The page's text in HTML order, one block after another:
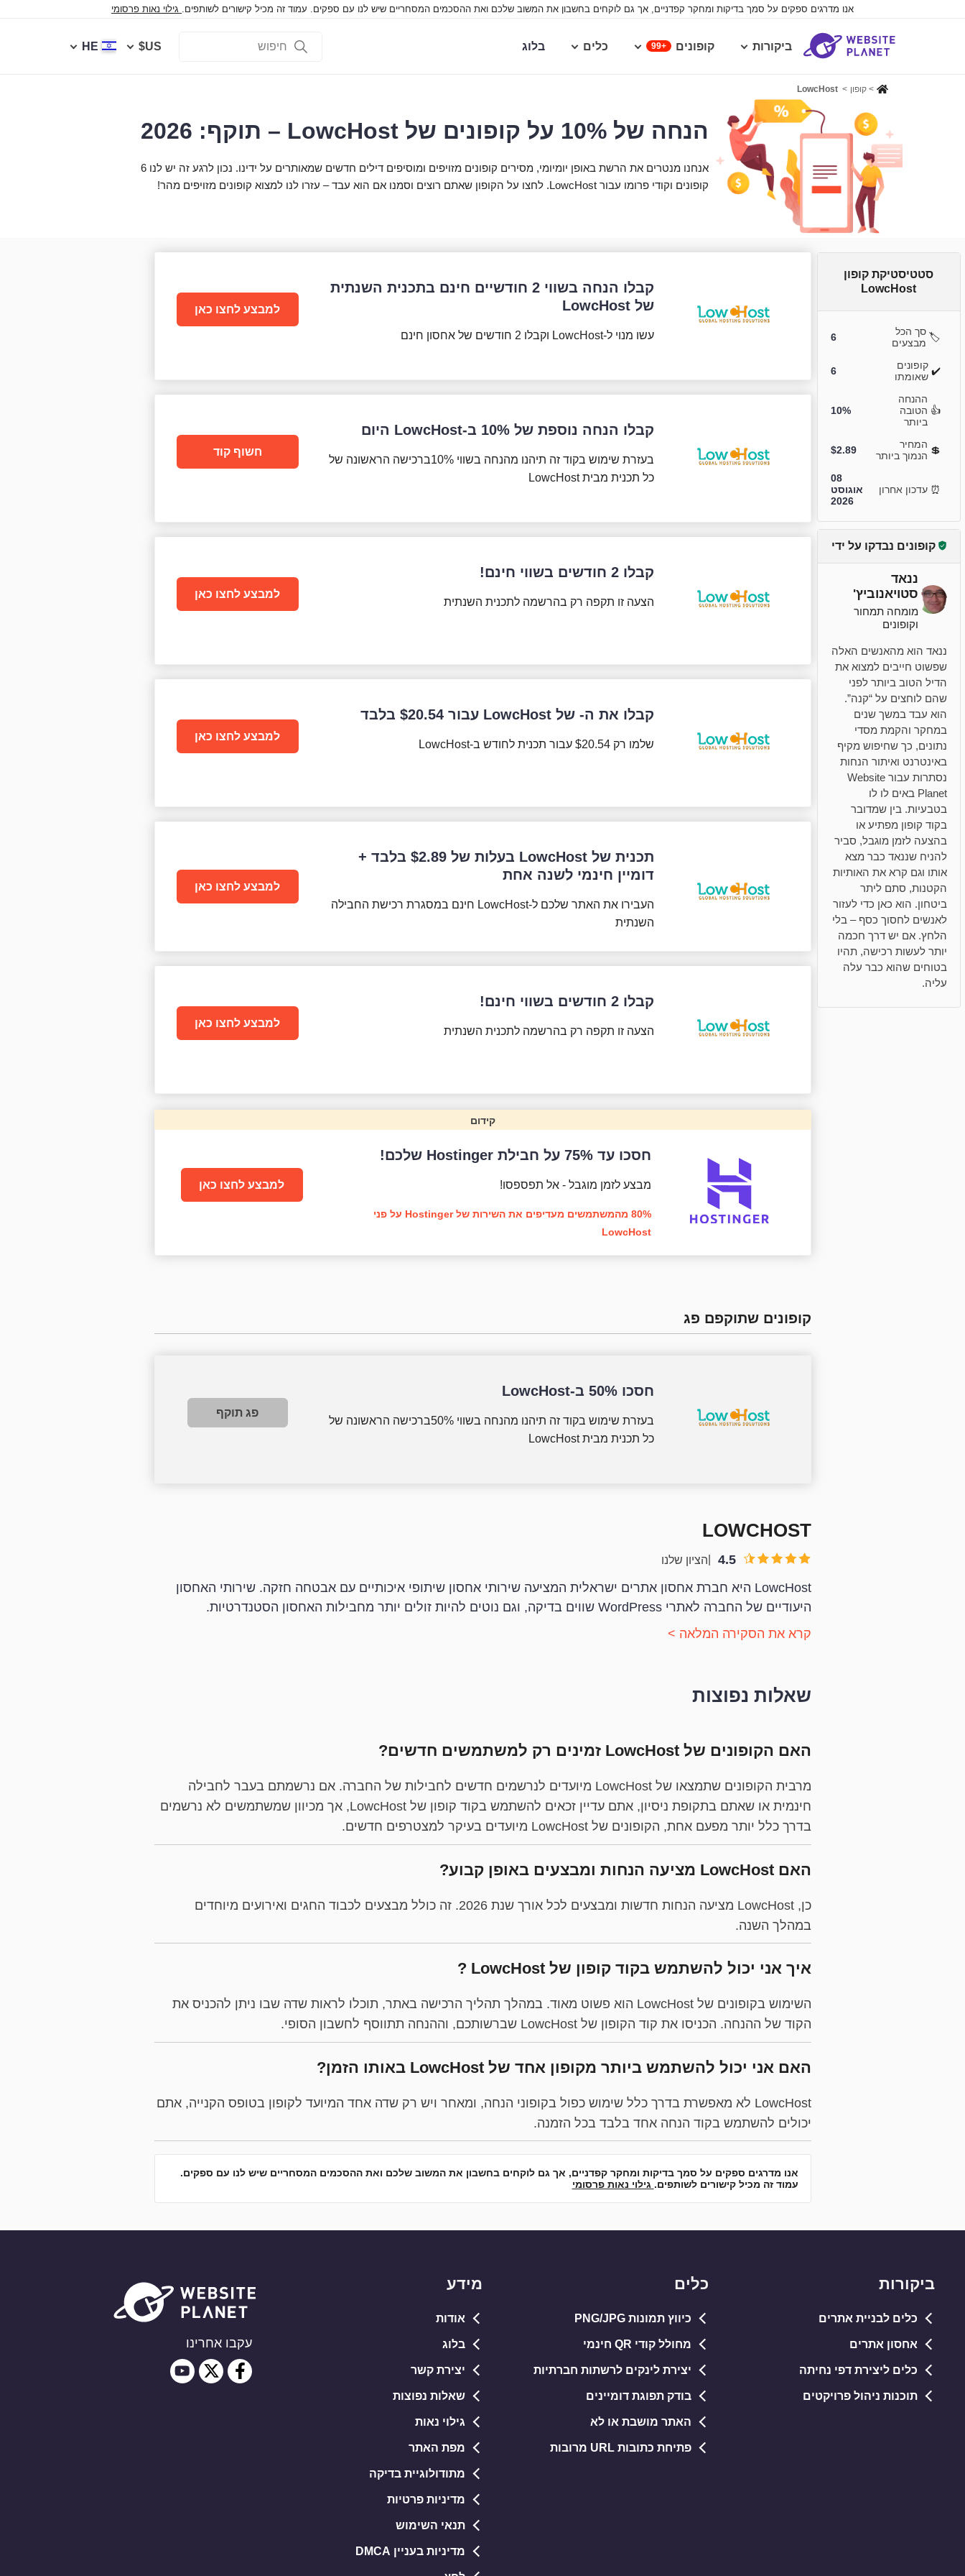
אנו מדרגים ספקים על סמך בדיקות ומחקר קפדניים, אך גם לוקחים בחשבון את המשוב שלכם ואת ההסכמים המסחריים שיש לנו עם ספקים. עמוד זה מכיל קישורים לשותפים. גילוי נאות פרסומי
ביקורות קופונים 99+ כלים בלוג US$
HE
> קופון >
LowcHost
הנחה של 10% על קופונים של LowcHost – תוקף: 2026
אנחנו מנטרים את הרשת באופן יומיומי, מסירים קופונים מזויפים ומוסיפים דילים חדשים שמאותרים על ידינו. נכון לרגע זה יש לנו 6
קופונים וקודי פרומו עבור LowcHost. לחצו על הקופון שאתם רוצים וסמנו אם הוא עבד – עזרו לנו למצוא קופונים מזויפים מהר!
סטטיסטיקת קופון
LowcHost
🏷️ סך הכל
מבצעים
6
✔️ קופונים
שאומתו
6
👍
ההנחה
הטובה
ביותר
10%
💲 המחיר
הנמוך ביותר
$2.89
⏰ עדכון אחרון
08
אוגוסט
2026
קופונים נבדקו על ידי
ננאד
סטויאנוביץ'
מומחה תמחור
וקופונים
ננאד הוא מהאנשים האלה
שפשוט חייבים למצוא את
הדיל הטוב ביותר לפני
שהם לוחצים על “קנה”.
הוא עבד במשך שנים
במחקר והקמת מסדי
נתונים, כך שחיפוש מקיף
באינטרנט ואיתור הנחות
נסתרות עבור Website
Planet באים לו לו
בטבעיות. בין שמדובר
בקוד קופון מפתיע או
בהצעה לזמן מוגבל, סביר
להניח שננאד כבר מצא
אותו וגם קרא את האותיות
הקטנות, סתם ליתר
ביטחון. הוא כאן כדי לעזור
לאנשים לחסוך כסף – בלי
הלחץ. אם יש דרך חכמה
יותר לעשות רכישה, תהיו
בטוחים שהוא כבר עלה
עליה.
קבלו הנחה בשווי 2 חודשיים חינם בתכנית השנתית
של LowcHost
עשו מנוי ל-LowcHost וקבלו 2 חודשים של אחסון חינם
למבצע לחצו כאן
קבלו הנחה נוספת של 10% ב-LowcHost היום
בעזרת שימוש בקוד זה תיהנו מהנחה בשווי 10%ברכישה הראשונה של
כל תכנית מבית LowcHost
חשוף קוד
קבלו 2 חודשים בשווי חינם!
הצעה זו תקפה רק בהרשמה לתכנית השנתית
למבצע לחצו כאן
קבלו את ה- של LowcHost עבור $20.54 בלבד
שלמו רק $20.54 עבור תכנית לחודש ב-LowcHost
למבצע לחצו כאן
תכנית של LowcHost בעלות של $2.89
בלבד +
דומיין חינמי לשנה אחת
העבירו את האתר שלכם ל-LowcHost חינם במסגרת רכישת החבילה
השנתית
למבצע לחצו כאן
קבלו 2 חודשים בשווי חינם!
הצעה זו תקפה רק בהרשמה לתכנית השנתית
למבצע לחצו כאן
קידום
חסכו עד 75% על חבילת Hostinger שלכם!
מבצע לזמן מוגבל - אל תפספסו!
80% מהמשתמשים מעדיפים את השירות של Hostinger על פני
LowcHost
למבצע לחצו כאן
קופונים שתוקפם פג
חסכו 50% ב-LowcHost
בעזרת שימוש בקוד זה תיהנו מהנחה בשווי 50%ברכישה הראשונה של
כל תכנית מבית LowcHost
פג תוקף
LOWCHOST
4.5 הציון שלנו
LowcHost היא חברת אחסון אתרים ישראלית המציעה שירותי אחסון שיתופי איכותיים עם אבטחה חזקה. שירותי האחסון
היעודיים של החברה לאתרי WordPress שווים בדיקה, וגם נוטים להיות זולים יותר מחבילות האחסון הסטנדרטיות.
קרא את הסקירה המלאה >
שאלות נפוצות
האם הקופונים של LowcHost זמינים רק למשתמשים חדשים?
מרבית הקופונים שתמצאו של LowcHost מיועדים לנרשמים חדשים לחבילות של החברה. אם נרשמתם בעבר לחבילה
חינמית או שאתם בתקופת ניסיון, אתם עדיין זכאים להשתמש בקוד קופון של LowcHost, אך מכיוון שמשתמשים לא נרשמים
בדרך כלל יותר מפעם אחת, הקופונים של LowcHost מיועדים בעיקר למצטרפים חדשים.
האם LowcHost מציעה הנחות ומבצעים באופן קבוע?
כן, LowcHost מציעה הנחות חדשות ומבצעים לכל אורך שנת 2026. זה כולל מבצעים לכבוד החגים ואירועים מיוחדים
במהלך השנה.
איך אני יכול להשתמש בקוד קופון של LowcHost ?
השימוש בקופונים של LowcHost הוא פשוט מאוד. במהלך תהליך הרכישה באתר, תוכלו לראות שדה שבו ניתן להכניס את
הקוד של ההנחה. הכניסו את קוד הקופון של LowcHost שברשותכם, וההנחה תתווסף לחשבון הסופי.
האם אני יכול להשתמש ביותר מקופון אחד של LowcHost באותו הזמן?
LowcHost לא מאפשרת בדרך כלל שימוש כפול בקופוני הנחה, ומאחר ויש רק שדה אחד המיועד לקופון בטופס הקנייה, אתם
יכולים להשתמש בקוד הנחה אחד בלבד בכל הזמנה.
אנו מדרגים ספקים על סמך בדיקות ומחקר קפדניים, אך גם לוקחים בחשבון את המשוב שלכם ואת ההסכמים המסחריים שיש לנו עם ספקים.
עמוד זה מכיל קישורים לשותפים. גילוי נאות פרסומי
ביקורות
כלים לבניית אתרים
אחסון אתרים
כלים ליצירת דפי נחיתה
תוכנות ניהול פרויקטים
כלים
כיווץ תמונות PNG/JPG
מחולל קודי QR חינמי
יצירת לינקים לרשתות חברתיות
בודק תפוגת דומיינים
האתר מושבת או לא
פתיחת כתובות URL מרובות
מידע
אודות
בלוג
יצירת קשר
שאלות נפוצות
גילוי נאות
מפת האתר
מתודולוגיית בדיקה
מדיניות פרטיות
תנאי השימוש
מדיניות בעניין DMCA
עקבו אחרינו